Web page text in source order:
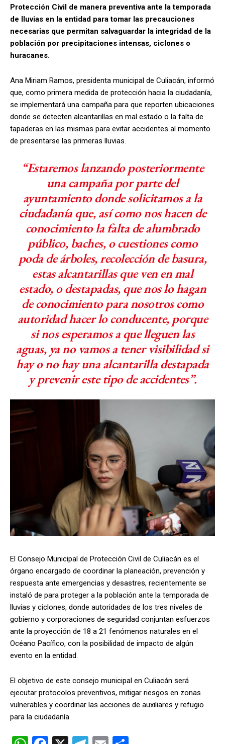
Protección Civil de manera preventiva ante la temporada
de lluvias en la entidad para tomar las precauciones
necesarias que permitan salvaguardar la integridad de la
población por precipitaciones intensas, ciclones o
huracanes.
Ana Miriam Ramos, presidenta municipal de Culiacán, informó
que, como primera medida de protección hacia la ciudadanía,
se implementará una campaña para que reporten ubicaciones
donde se detecten alcantarillas en mal estado o la falta de
tapaderas en las mismas para evitar accidentes al momento
de presentarse las primeras lluvias.
“Estaremos lanzando posteriormente
una campaña por parte del
ayuntamiento donde solicitamos a la
ciudadanía que, así como nos hacen de
conocimiento la falta de alumbrado
público, baches, o cuestiones como
poda de árboles, recolección de basura,
estas alcantarillas que ven en mal
estado, o destapadas, que nos lo hagan
de conocimiento para nosotros como
autoridad hacer lo conducente, porque
si nos esperamos a que lleguen las
aguas, ya no vamos a tener visibilidad si
hay o no hay una alcantarilla destapada
y prevenir este tipo de accidentes”.
El Consejo Municipal de Protección Civil de Culiacán es el
órgano encargado de coordinar la planeación, prevención y
respuesta ante emergencias y desastres, recientemente se
instaló de para proteger a la población ante la temporada de
lluvias y ciclones, donde autoridades de los tres niveles de
gobierno y corporaciones de seguridad conjuntan esfuerzos
ante la proyección de 18 a 21 fenómenos naturales en el
Océano Pacífico, con la posibilidad de impacto de algún
evento en la entidad.
El objetivo de este consejo municipal en Culiacán será
ejecutar protocolos preventivos, mitigar riesgos en zonas
vulnerables y coordinar las acciones de auxiliares y refugio
para la ciudadanía.